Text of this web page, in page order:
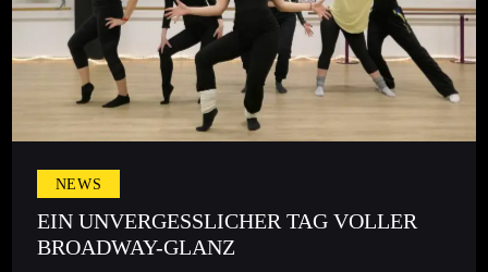
NEWS
EIN UNVERGESSLICHER TAG VOLLER
BROADWAY-GLANZ